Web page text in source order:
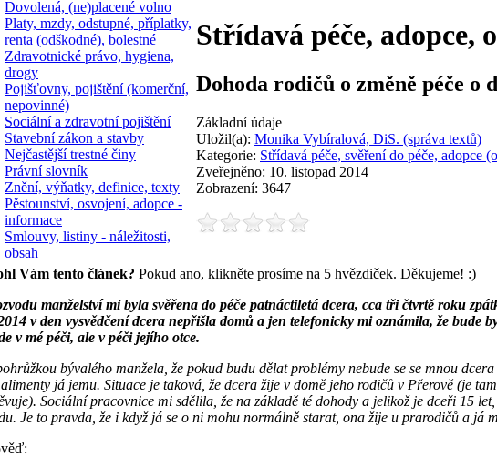
Dovolená, (ne)placené volno
Platy, mzdy, odstupné, příplatky,
renta (odškodné), bolestné
Zdravotnické právo, hygiena,
drogy
Pojišťovny, pojištění (komerční,
nepovinné)
Sociální a zdravotní pojištění
Stavební zákon a stavby
Nejčastější trestné činy
Právní slovník
Znění, výňatky, definice, texty
Pěstounství, osvojení, adopce -
informace
Smlouvy, listiny - náležitosti,
obsah
Střídavá péče, adopce,
Dohoda rodičů o změně péče o
Základní údaje
Uložil(a): Monika Vybíralová, DiS. (správa textů)
Kategorie: Střídavá péče, svěření do péče, adopce
Zveřejněno: 10. listopad 2014
Zobrazení: 3647
Vám tento článek? Pokud ano, klikněte prosíme na 5 hvězdiček. Děkujeme! :)
manželství mi byla svěřena do péče patnáctiletá dcera, cca tři čtvrtě roku
v den vysvědčení dcera nepřišla domů a jen telefonicky mi oznámila, že bude
v mé péči, ale v péči jejího otce.
bývalého manžela, že pokud budu dělat problémy nebude se se mnou
já jemu. Situace je taková, že dcera žije v domě jeho rodičů v Přerově (je
Sociální pracovnice mi sdělila, že na základě té dohody a jelikož je dceři 15
Je to pravda, že i když já se o ni mohu normálně starat, ona žije u prarodičů a